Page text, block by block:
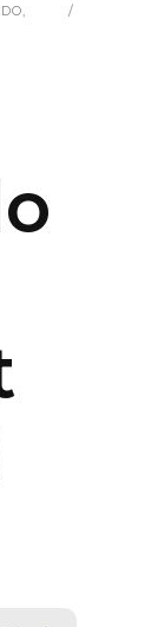
,